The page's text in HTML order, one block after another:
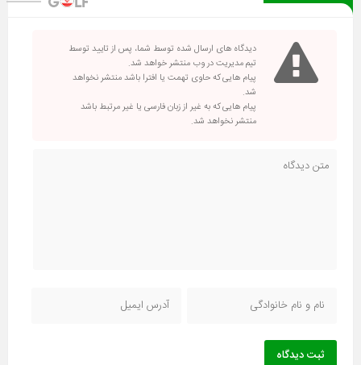
دیدگاه های ارسال شده توسط شما، پس از تایید توسط
تیم مدیریت در وب منتشر خواهد شد.
پیام هایی که حاوی تهمت یا افترا باشد منتشر نخواهد
شد.
پیام هایی که به غیر از زبان فارسی یا غیر مرتبط باشد
منتشر نخواهد شد.
ثبت دیدگاه